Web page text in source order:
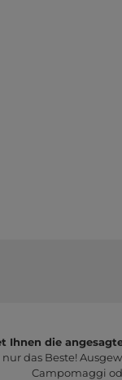
Ihnen die
das Beste!
Campomaggi